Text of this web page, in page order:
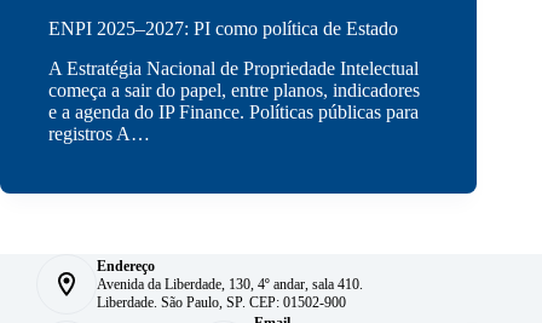
ENPI 2025–2027: PI como política de Estado
A Estratégia Nacional de Propriedade Intelectual
começa a sair do papel, entre planos, indicadores
e a agenda do IP Finance. Políticas públicas para
registros A…
Endereço
Avenida da Liberdade, 130, 4º andar, sala 410.
Liberdade. São Paulo, SP. CEP: 01502-900